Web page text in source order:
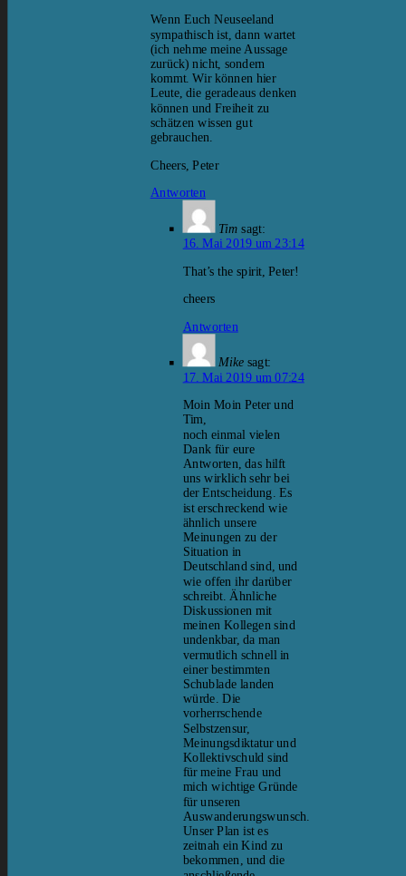
Wenn Euch Neuseeland
sympathisch ist, dann wartet
(ich nehme meine Aussage
zurück) nicht, sondern
kommt. Wir können hier
Leute, die geradeaus denken
können und Freiheit zu
schätzen wissen gut
gebrauchen.
Cheers, Peter
Antworten
Tim sagt:
16. Mai 2019 um 23:14
That’s the spirit, Peter!
cheers
Antworten
Mike sagt:
17. Mai 2019 um 07:24
Moin Moin Peter und
Tim,
noch einmal vielen
Dank für eure
Antworten, das hilft
uns wirklich sehr bei
der Entscheidung. Es
ist erschreckend wie
ähnlich unsere
Meinungen zu der
Situation in
Deutschland sind, und
wie offen ihr darüber
schreibt. Ähnliche
Diskussionen mit
meinen Kollegen sind
undenkbar, da man
vermutlich schnell in
einer bestimmten
Schublade landen
würde. Die
vorherrschende
Selbstzensur,
Meinungsdiktatur und
Kollektivschuld sind
für meine Frau und
mich wichtige Gründe
für unseren
Auswanderungswunsch.
Unser Plan ist es
zeitnah ein Kind zu
bekommen, und die